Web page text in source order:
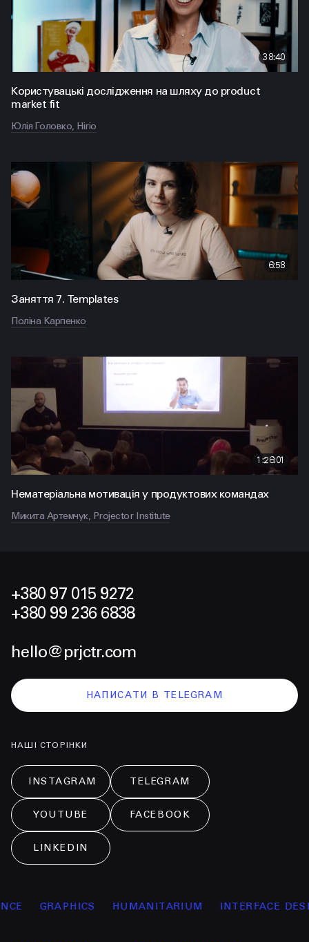
38:40
Користувацькі дослідження на шляху до product
market fit
Юлія Головко, Hirio
6:58
Заняття 7. Templates
Поліна Карпенко
1:26:01
Нематеріальна мотивація у продуктових командах
Микита Артемчук, Projector Institute
+380 97 015 9272
+380 99 236 6838
hello@prjctr.com
НАПИСАТИ В TELEGRAM
НАШІ СТОРІНКИ
INSTAGRAM TELEGRAM
YOUTUBE FACEBOOK
LINKEDIN
GRAPHICS HUMANITARIUM INTERFACE DESIGN